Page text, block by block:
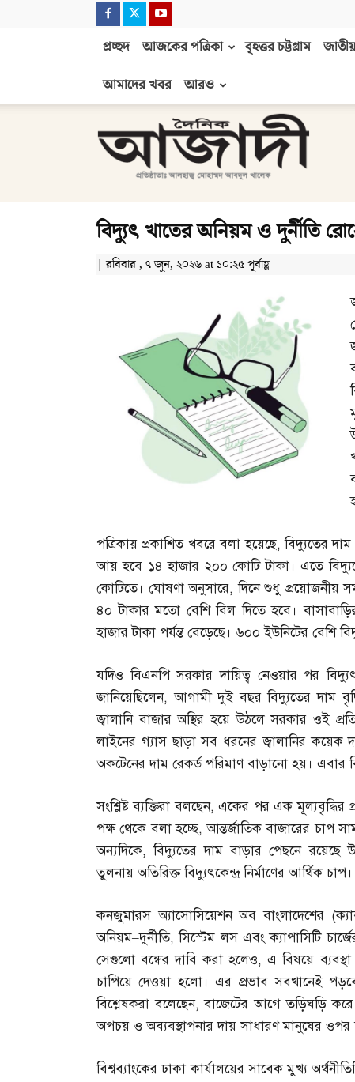
প্রচ্ছদ আজকের পত্রিকা বৃহত্তর চট্টগ্রাম
আমাদের খবর
আরও
আজাদী
বিদ্যুৎ খাতের অনিয়ম ও দুর্নীতি
| রবিবার , ৭ জুন, ২০২৬ at ১০:২৫ পূর্বাহ্ণ
পত্রিকায় প্রকাশিত খবরে বলা হয়েছে,বিদ্যুতের
আয় হবে ১৪ হাজার ২০০ কোটি টাকা। এতে
কোটিতে। ঘোষণা অনুসারে,দিনে শুধু প্রয়োজনীয়
৪০ টাকার মতো বেশি বিল দিতে হবে।
হাজার টাকা পর্যন্ত বেড়েছে। ৬০০ ইউনিটের বেশি
যদিও বিএনপি সরকার দায়িত্ব নেওয়ার পর
জানিয়েছিলেন,আগামী দুই বছর বিদ্যুতের দাম
জ্বালানি বাজার অস্থির হয়ে উঠলে সরকার ওই
লাইনের গ্যাস ছাড়া সব ধরনের জ্বালানির কয়েক
অকটেনের দাম রেকর্ড পরিমাণ বাড়ানো হয়। এবার
সংশ্লিষ্ট ব্যক্তিরা বলছেন,একের পর এক মূল্যবৃদ্ধির
পক্ষ থেকে বলা হচ্ছে,আন্তর্জাতিক বাজারের চাপ
অন্যদিকে,বিদ্যুতের দাম বাড়ার পেছনে রয়েছে
তুলনায় অতিরিক্ত বিদ্যুৎকেন্দ্র নির্মাণের আর্থিক চাপ।
কনজুমারস অ্যাসোসিয়েশন অব বাংলাদেশের (
অনিয়ম–দুর্নীতি,সিস্টেম লস এবং ক্যাপাসিটি
সেগুলো বন্ধের দাবি করা হলেও,এ বিষয়ে
চাপিয়ে দেওয়া হলো। এর প্রভাব সবখানেই
বিশ্লেষকরা বলেছেন,বাজেটের আগে তড়িঘড়ি করে
অপচয় ও অব্যবস্থাপনার দায় সাধারণ মানুষের ওপর
বিশ্বব্যাংকের ঢাকা কার্যালয়ের সাবেক মুখ্য